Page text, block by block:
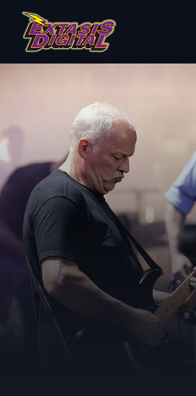
Nuestras Estaciones
Datos Éxtasis
Contacto
FB
IG